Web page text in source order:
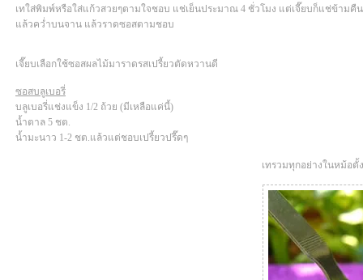
เทใส่พิมพ์หรือใส่แก้วสวยๆตามใจชอบ แช่เย็นประมาณ 4 ชั่วโมง แต่เจี๊ยบก็แช่ข้าม
ล้วคว่ำบนจาน แล้วราดซอสตามชอบ
เจี๊ยบเลือกใช้ซอสผลไม้มาราดรสเปรี้ยวตัดหวานดี
ซอสบลูเบอรี่
บลูเบอรี่แช่งแข็ง 1/2 ถ้วย (มีเหลือแค่นี้)
น้ำตาล 5 ชต.
น้ำมะนาว 1-2 ชต.แล้วแต่ชอบเปรี้ยวปรี๊ดๆ
เทรวมทุกอย่างในหม้อตั้